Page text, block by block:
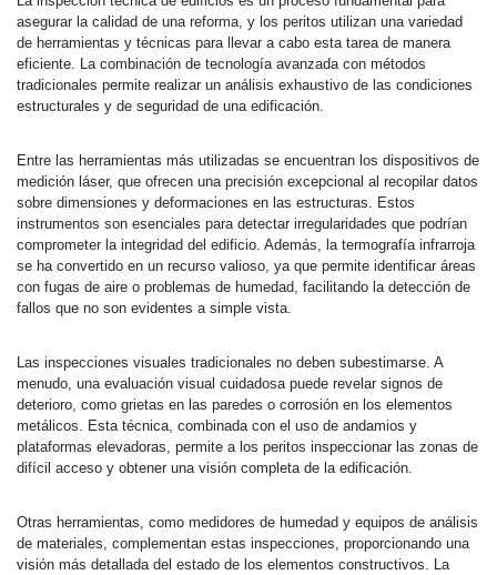
asegurar la calidad de una reforma, y los peritos utilizan una variedad
de herramientas y técnicas para llevar a cabo esta tarea de manera
eficiente. La combinación de tecnología avanzada con métodos
tradicionales permite realizar un análisis exhaustivo de las condiciones
estructurales y de seguridad de una edificación.
Entre las herramientas más utilizadas se encuentran los dispositivos de
medición láser, que ofrecen una precisión excepcional al recopilar datos
sobre dimensiones y deformaciones en las estructuras. Estos
instrumentos son esenciales para detectar irregularidades que podrían
comprometer la integridad del edificio. Además, la termografía infrarroja
se ha convertido en un recurso valioso, ya que permite identificar áreas
con fugas de aire o problemas de humedad, facilitando la detección de
fallos que no son evidentes a simple vista.
Las inspecciones visuales tradicionales no deben subestimarse. A
menudo, una evaluación visual cuidadosa puede revelar signos de
deterioro, como grietas en las paredes o corrosión en los elementos
metálicos. Esta técnica, combinada con el uso de andamios y
plataformas elevadoras, permite a los peritos inspeccionar las zonas de
difícil acceso y obtener una visión completa de la edificación.
Otras herramientas, como medidores de humedad y equipos de análisis
de materiales, complementan estas inspecciones, proporcionando una
visión más detallada del estado de los elementos constructivos. La